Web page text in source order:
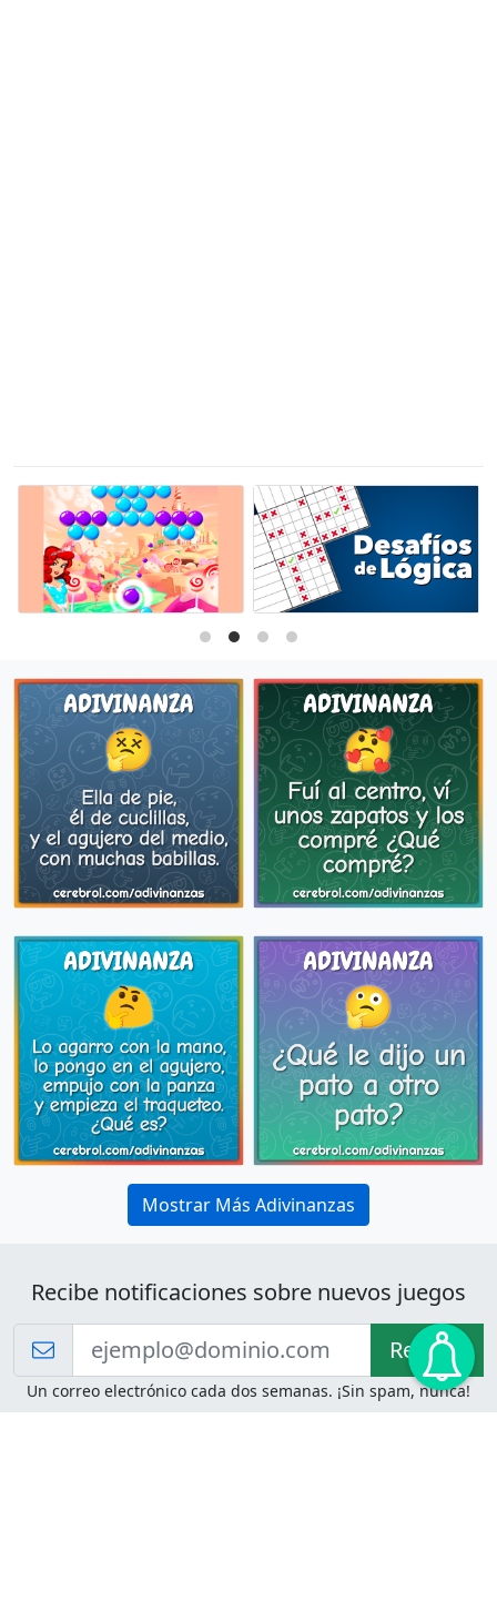
Mostrar Más Adivinanzas
Recibe notificaciones sobre nuevos juegos
Recibir!
Un correo electrónico cada dos semanas. ¡Sin spam, nunca!